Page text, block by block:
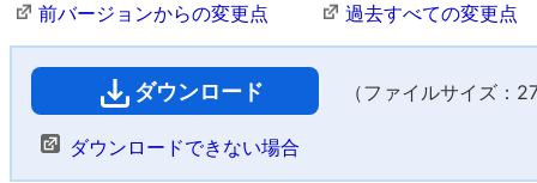
前バージョンからの変更点
過去すべての変更点
ダウンロード （ファイルサイズ：
ダウンロードできない場合